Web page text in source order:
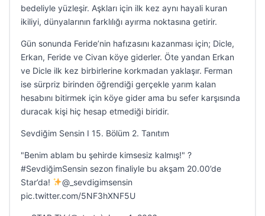
bedeliyle yüzleşir. Aşkları için ilk kez aynı hayali kuran
ikiliyi, dünyalarının farklılığı ayırma noktasına getirir.
Gün sonunda Feride’nin hafızasını kazanması için; Dicle,
Erkan, Feride ve Civan köye giderler. Öte yandan Erkan
ve Dicle ilk kez birbirlerine korkmadan yaklaşır. Ferman
ise sürpriz birinden öğrendiği gerçekle yarım kalan
hesabını bitirmek için köye gider ama bu sefer karşısında
duracak kişi hiç hesap etmediği biridir.
Sevdiğim Sensin I 15. Bölüm 2. Tanıtım
"Benim ablam bu şehirde kimsesiz kalmış!" ?
#SevdiğimSensin sezon finaliyle bu akşam 20.00’de
Star’da!
@_sevdigimsensin
pic.twitter.com/5NF3hXNF5U